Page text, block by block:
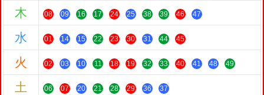
木 08 09 16 17 24 25 38 39 46 47
水 01 14 15 22 23 30 31 44 45
火 02 03 10 11 18 19 32 33 40 41 48 49
土 06 07 20 21 28 29 36 37